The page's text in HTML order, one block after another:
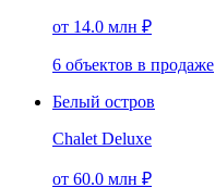
от 14.0 млн ₽
6 объектов в продаже
Белый остров
Chalet Deluxe
от 60.0 млн ₽